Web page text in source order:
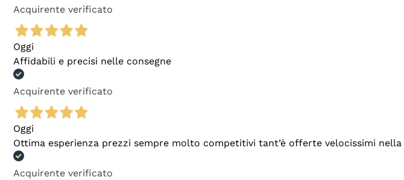
Acquirente verificato
Oggi
Affidabili e precisi nelle consegne
Acquirente verificato
Oggi
Ottima esperienza prezzi sempre molto competitivi tant’è offerte velocissimi nella
Acquirente verificato